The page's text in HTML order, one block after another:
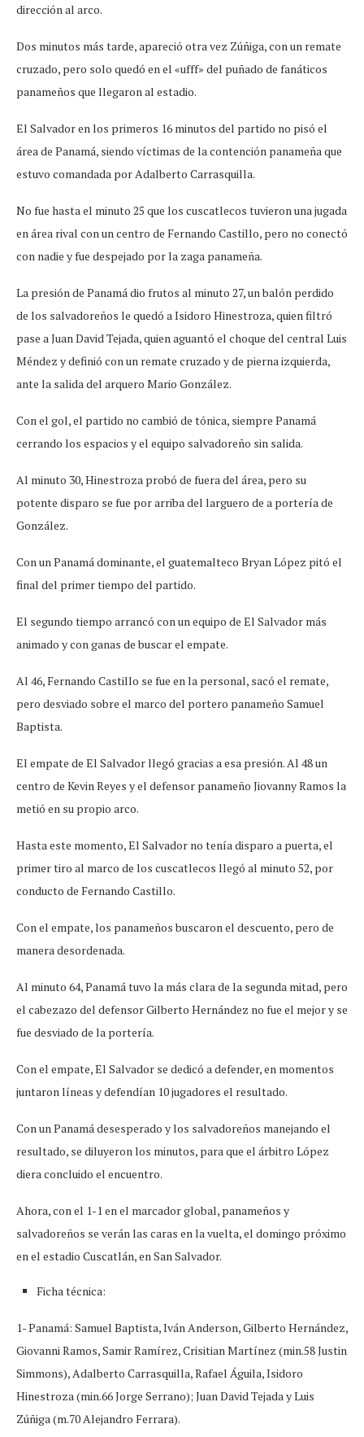
dirección al arco.
Dos minutos más tarde, apareció otra vez Zúñiga, con un remate
cruzado, pero solo quedó en el «ufff» del puñado de fanáticos
panameños que llegaron al estadio.
El Salvador en los primeros 16 minutos del partido no pisó el
área de Panamá, siendo víctimas de la contención panameña que
estuvo comandada por Adalberto Carrasquilla.
No fue hasta el minuto 25 que los cuscatlecos tuvieron una jugada
en área rival con un centro de Fernando Castillo, pero no conectó
con nadie y fue despejado por la zaga panameña.
La presión de Panamá dio frutos al minuto 27, un balón perdido
de los salvadoreños le quedó a Isidoro Hinestroza, quien filtró
pase a Juan David Tejada, quien aguantó el choque del central Luis
Méndez y definió con un remate cruzado y de pierna izquierda,
ante la salida del arquero Mario González.
Con el gol, el partido no cambió de tónica, siempre Panamá
cerrando los espacios y el equipo salvadoreño sin salida.
Al minuto 30, Hinestroza probó de fuera del área, pero su
potente disparo se fue por arriba del larguero de a portería de
González.
Con un Panamá dominante, el guatemalteco Bryan López pitó el
final del primer tiempo del partido.
El segundo tiempo arrancó con un equipo de El Salvador más
animado y con ganas de buscar el empate.
Al 46, Fernando Castillo se fue en la personal, sacó el remate,
pero desviado sobre el marco del portero panameño Samuel
Baptista.
El empate de El Salvador llegó gracias a esa presión. Al 48 un
centro de Kevin Reyes y el defensor panameño Jiovanny Ramos la
metió en su propio arco.
Hasta este momento, El Salvador no tenía disparo a puerta, el
primer tiro al marco de los cuscatlecos llegó al minuto 52, por
conducto de Fernando Castillo.
Con el empate, los panameños buscaron el descuento, pero de
manera desordenada.
Al minuto 64, Panamá tuvo la más clara de la segunda mitad, pero
el cabezazo del defensor Gilberto Hernández no fue el mejor y se
fue desviado de la portería.
Con el empate, El Salvador se dedicó a defender, en momentos
juntaron líneas y defendían 10 jugadores el resultado.
Con un Panamá desesperado y los salvadoreños manejando el
resultado, se diluyeron los minutos, para que el árbitro López
diera concluido el encuentro.
Ahora, con el 1-1 en el marcador global, panameños y
salvadoreños se verán las caras en la vuelta, el domingo próximo
en el estadio Cuscatlán, en San Salvador.
Ficha técnica:
1- Panamá: Samuel Baptista, Iván Anderson, Gilberto Hernández,
Giovanni Ramos, Samir Ramírez, Crisitian Martínez (min.58 Justin
Simmons), Adalberto Carrasquilla, Rafael Águila, Isidoro
Hinestroza (min.66 Jorge Serrano); Juan David Tejada y Luis
Zúñiga (m.70 Alejandro Ferrara).